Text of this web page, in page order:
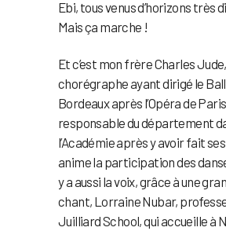
Ebi, tous venus d’horizons très
Mais ça marche !
Et c’est mon frère Charles Jude,
chorégraphe ayant dirigé le
Bordeaux après l’Opéra de
responsable du département
l’Académie après y avoir fait
anime la participation des
y a aussi la voix, grâce à une
chant, Lorraine Nubar,
Juilliard School, qui accueille à